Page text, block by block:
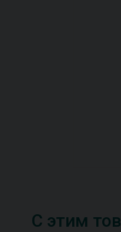
С этим